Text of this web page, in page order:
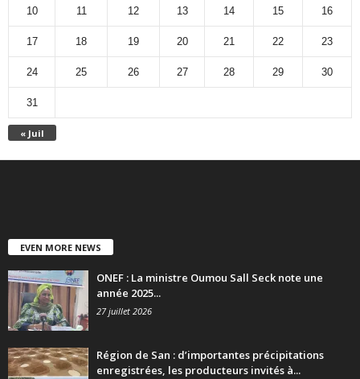
« Juil
10 11 12 13 14 15 16
17 18 19 20 21 22 23
24 25 26 27 28 29 30
31
EVEN MORE NEWS
ONEF : La ministre Oumou Sall Seck note une
année 2025...
27 juillet 2026
Région de San : d’importantes précipitations
enregistrées, les producteurs invités à...